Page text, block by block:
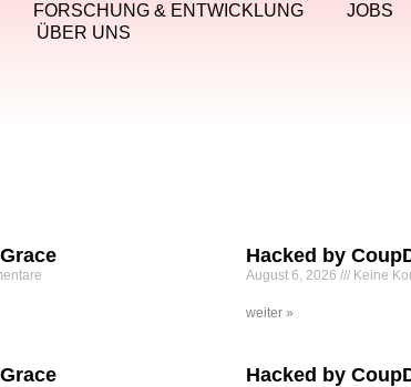
FORSCHUNG & ENTWICKLUNG
JOBS
ÜBER UNS
Hacked by
August 6, 2026 Keine
weiter »
Hacked by